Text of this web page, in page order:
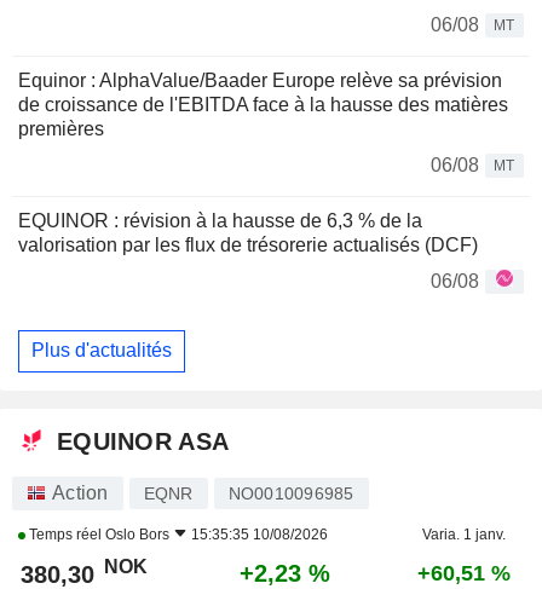
06/08 MT
Equinor : AlphaValue/Baader Europe relève sa prévision
de croissance de l'EBITDA face à la hausse des matières
premières
06/08
MT
EQUINOR : révision à la hausse de 6,3 % de la
valorisation par les flux de trésorerie actualisés (DCF)
06/08
Plus d'actualités
EQUINOR ASA
Action EQNR NO0010096985
Temps réel Oslo Bors 15:35:35 10/08/2026 Varia. 1 janv.
380,30 NOK +2,23 % +60,51 %